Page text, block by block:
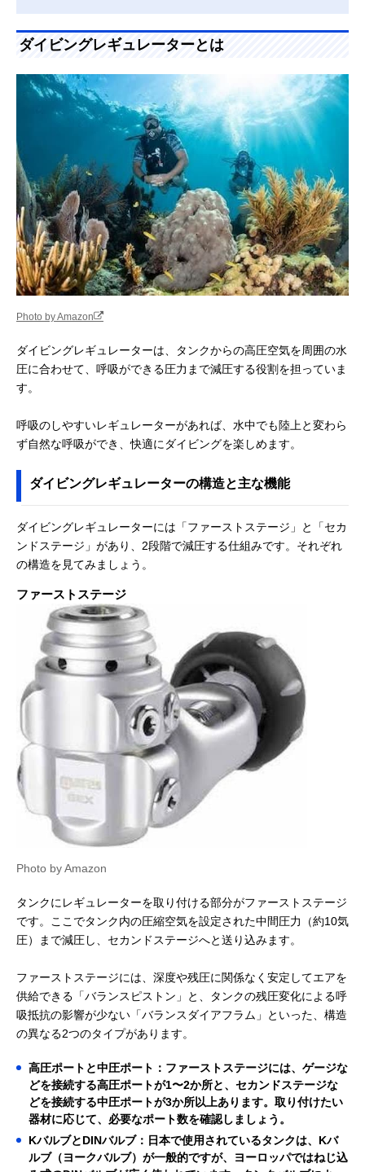
ダイビングレギュレーターとは
Photo by Amazon
ダイビングレギュレーターは、タンクからの高圧空気を周囲の水
圧に合わせて、呼吸ができる圧力まで減圧する役割を担っていま
す。
呼吸のしやすいレギュレーターがあれば、水中でも陸上と変わら
ず自然な呼吸ができ、快適にダイビングを楽しめます。
ダイビングレギュレーターの構造と主な機能
ダイビングレギュレーターには「ファーストステージ」と「セカ
ンドステージ」があり、2段階で減圧する仕組みです。それぞれ
の構造を見てみましょう。
ファーストステージ
Photo by Amazon
タンクにレギュレーターを取り付ける部分がファーストステージ
です。ここでタンク内の圧縮空気を設定された中間圧力（約10気
圧）まで減圧し、セカンドステージへと送り込みます。
ファーストステージには、深度や残圧に関係なく安定してエアを
供給できる「バランスピストン」と、タンクの残圧変化による呼
吸抵抗の影響が少ない「バランスダイアフラム」といった、構造
の異なる2つのタイプがあります。
高圧ポートと中圧ポート：ファーストステージには、ゲージな
どを接続する高圧ポートが1〜2か所と、セカンドステージな
どを接続する中圧ポートが3か所以上あります。取り付けたい
器材に応じて、必要なポート数を確認しましょう。
KバルブとDINバルブ：日本で使用されているタンクは、Kバ
ルブ（ヨークバルブ）が一般的ですが、ヨーロッパではねじ込